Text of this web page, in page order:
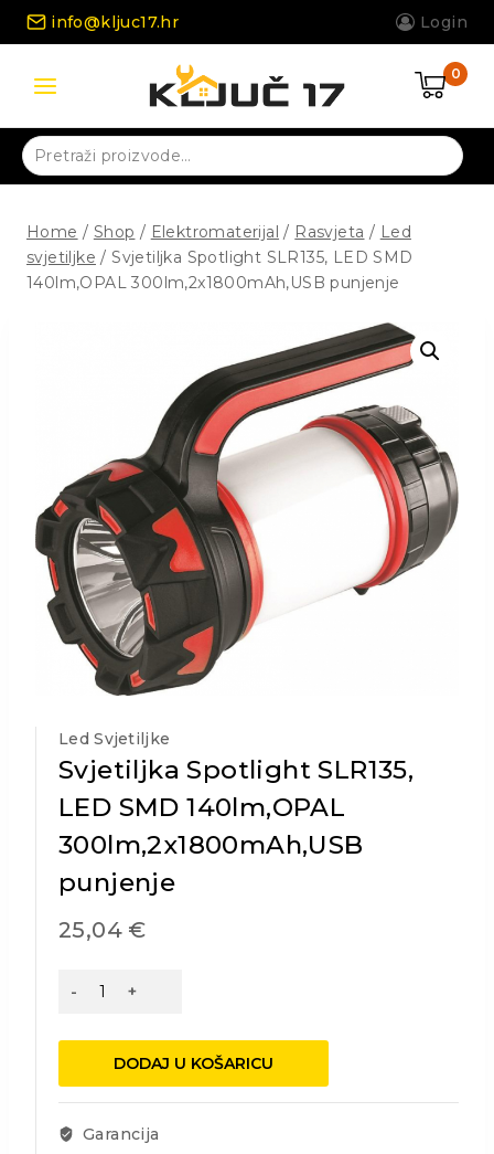
Skip
info@kljuc17.hr Login
0
Pretraži:
Home / Shop / Elektromaterijal / Rasvjeta / Led
svjetiljke / Svjetiljka Spotlight SLR135, LED SMD
140lm,OPAL 300lm,2x1800mAh,USB punjenje
Led Svjetiljke
Svjetiljka Spotlight SLR135,
LED SMD 140lm,OPAL
300lm,2x1800mAh,USB
punjenje
25,04 €
Svjetiljka
LED
140lm,OPAL
300lm,2x1800mAh,USB
DODAJ U KOŠARICU
Garancija